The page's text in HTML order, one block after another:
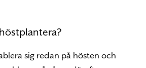
sig redan på hösten och